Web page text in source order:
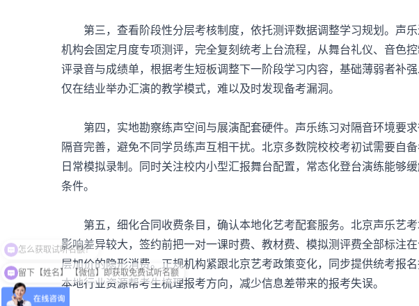
第三，查看阶段性分层考核制度，依托测评数据调整学习规划。声
机构会固定月度专项测评，完全复刻统考上台流程，从舞台礼仪、音色
评录音与成绩单，根据考生短板调整下一阶段学习内容，基础薄弱者补
仅在结业举办汇演的教学模式，难以及时发现备考漏洞。
第四，实地勘察练声空间与展演配套硬件。声乐练习对隔音环境要
隔音完善，避免不同学员练声互相干扰。北京多数院校校考初试需要自
日常模拟录制。同时关注校内小型汇报舞台配置，常态化登台演练能够
条件。
第五，细化合同收费条目，确认本地化艺考配套服务。北京声乐艺
影响差异较大，签约前把一对一课时费、教材费、模拟测评费全部标注
层加价的隐形消费。正规机构紧跟北京艺考政策变化，同步提供统考报
本地行业资源帮考生梳理报考方向，减少信息差带来的报考失误。
留下【姓名】 【微信】即获取免费试听名额